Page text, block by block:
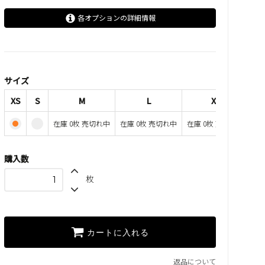
各オプションの詳細情報
SOLD OUT
在庫 0枚 売切れ中
SOLD OUT
在庫 0枚 売切れ中
サイズ
XS
S M L XL
在庫 0枚 売切れ中 在庫 0枚 売切れ中 在庫 0枚 売切れ中
購入数
枚
カートに入れる
返品について